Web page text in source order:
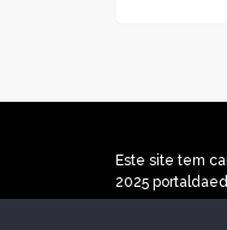
Este site tem
2025